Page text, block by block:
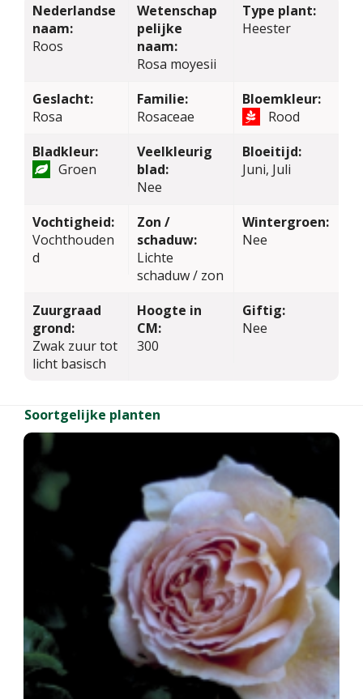
Nederlandse
naam:
Roos
Wetenschap
pelijke
naam:
Rosa moyesii
Type plant:
Heester
Geslacht:
Rosa
Familie:
Rosaceae
Bloemkleur:
Rood
Bladkleur:
Groen
Veelkleurig
blad:
Nee
Bloeitijd:
Juni, Juli
Vochtigheid:
Vochthouden
d
Zon /
schaduw:
Lichte
schaduw / zon
Wintergroen:
Nee
Zuurgraad
grond:
Zwak zuur tot
licht basisch
Hoogte in
CM:
300
Giftig:
Nee
Soortgelijke planten